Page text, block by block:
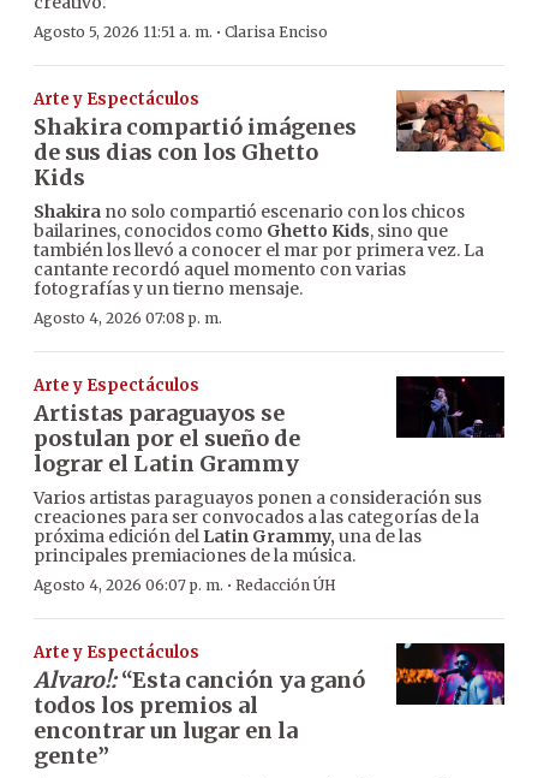
Agosto 5, 2026 11:51 a. m. · Clarisa Enciso
Arte y Espectáculos
Shakira compartió imágenes
de sus dias con los Ghetto
Kids
Shakira no solo compartió escenario con los chicos
bailarines, conocidos como Ghetto Kids, sino que
también los llevó a conocer el mar por primera vez. La
cantante recordó aquel momento con varias
fotografías y un tierno mensaje.
Agosto 4, 2026 07:08 p. m.
Arte y Espectáculos
Artistas paraguayos se
postulan por el sueño de
lograr el Latin Grammy
Varios artistas paraguayos ponen a consideración sus
creaciones para ser convocados a las categorías de la
próxima edición del Latin Grammy, una de las
principales premiaciones de la música.
Agosto 4, 2026 06:07 p. m. · Redacción ÚH
Arte y Espectáculos
Alvaro!:“Esta canción ya ganó
todos los premios al
encontrar un lugar en la
gente”